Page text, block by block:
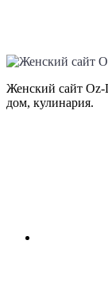
Женский сайт Oz-
дом, кулинария.